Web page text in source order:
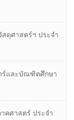
สดุศาสตร์ฯ ประจํา
ตร์และบัณฑิตศึกษา
คศาสตร์ ประจํา